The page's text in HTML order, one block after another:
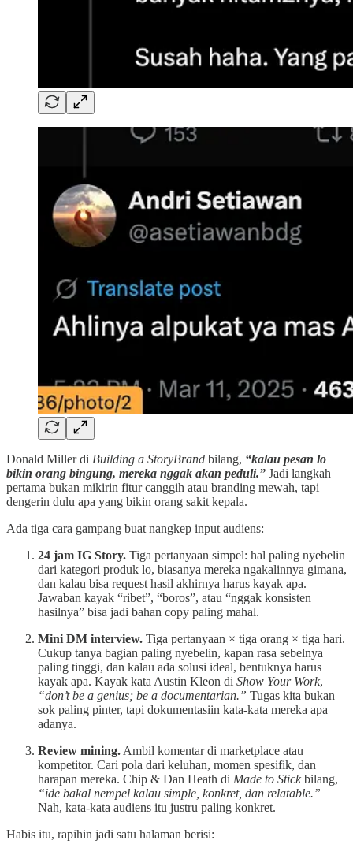
Donald Miller di Building a StoryBrand bilang, “kalau pesan lo
bikin orang bingung, mereka nggak akan peduli.” Jadi langkah
pertama bukan mikirin fitur canggih atau branding mewah, tapi
dengerin dulu apa yang bikin orang sakit kepala.
Ada tiga cara gampang buat nangkep input audiens:
24 jam IG Story. Tiga pertanyaan simpel: hal paling nyebelin
dari kategori produk lo, biasanya mereka ngakalinnya gimana,
dan kalau bisa request hasil akhirnya harus kayak apa.
Jawaban kayak “ribet”, “boros”, atau “nggak konsisten
hasilnya” bisa jadi bahan copy paling mahal.
Mini DM interview. Tiga pertanyaan × tiga orang × tiga hari.
Cukup tanya bagian paling nyebelin, kapan rasa sebelnya
paling tinggi, dan kalau ada solusi ideal, bentuknya harus
kayak apa. Kayak kata Austin Kleon di Show Your Work,
“don’t be a genius; be a documentarian.” Tugas kita bukan
sok paling pinter, tapi dokumentasiin kata-kata mereka apa
adanya.
Review mining. Ambil komentar di marketplace atau
kompetitor. Cari pola dari keluhan, momen spesifik, dan
harapan mereka. Chip & Dan Heath di Made to Stickbilang,
“ide bakal nempel kalau simple, konkret, dan relatable.”
Nah, kata-kata audiens itu justru paling konkret.
Habis itu, rapihin jadi satu halaman berisi: